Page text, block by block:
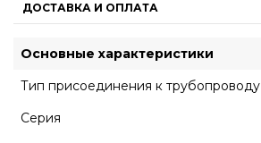
ДОСТАВКА И ОПЛАТА
Основные характеристики
Тип присоединения к трубопроводу
Серия